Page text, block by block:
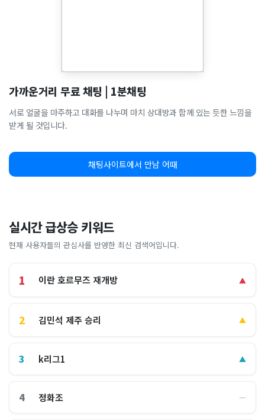
가까운거리 무료 채팅 | 1분채팅
서로 얼굴을 마주하고 대화를 나누며 마치 상대방과 함께 있는 듯한 느낌을
받게 될 것입니다.
채팅사이트에서 만남 어때
실시간 급상승 키워드
현재 사용자들의 관심사를 반영한 최신 검색어입니다.
1 이란 호르무즈 재개방 ▲
2 김민석 제주 승리 ▲
3 k리그1 ▲
4 정화조 ―